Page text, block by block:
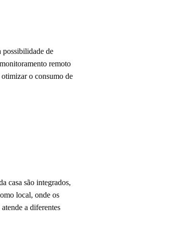
possibilidade de
remoto
o consumo de
casa são integrados,
local, onde os
a diferentes